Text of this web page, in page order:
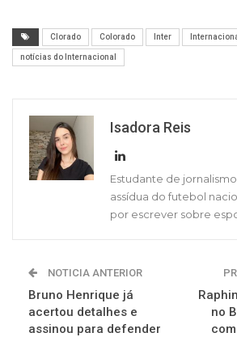
Clorado Colorado Inter
notícias do Internacional
Isadora Reis
Estudante de
assídua do futebol
por escrever sobre
NOTICIA ANTERIOR
Bruno Henrique já
acertou detalhes e
assinou para defender
no